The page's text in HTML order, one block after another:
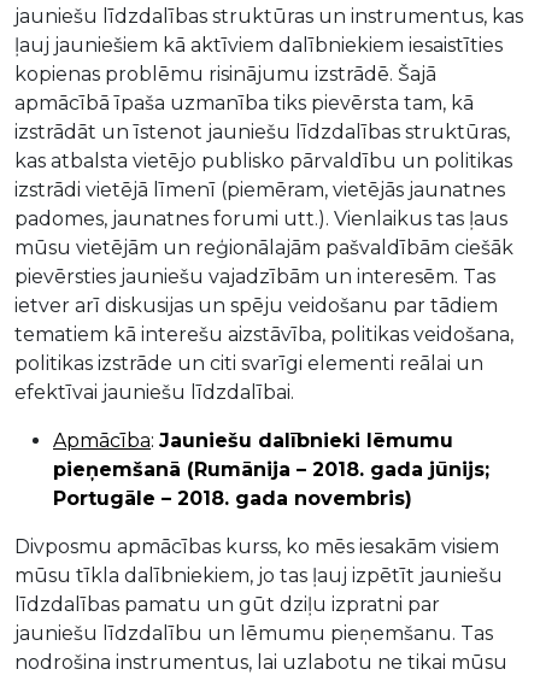
jauniešu līdzdalības struktūras un instrumentus, kas
ļauj jauniešiem kā aktīviem dalībniekiem iesaistīties
kopienas problēmu risinājumu izstrādē. Šajā
apmācībā īpaša uzmanība tiks pievērsta tam, kā
izstrādāt un īstenot jauniešu līdzdalības struktūras,
kas atbalsta vietējo publisko pārvaldību un politikas
izstrādi vietējā līmenī (piemēram, vietējās jaunatnes
padomes, jaunatnes forumi utt.). Vienlaikus tas ļaus
mūsu vietējām un reģionālajām pašvaldībām ciešāk
pievērsties jauniešu vajadzībām un interesēm. Tas
ietver arī diskusijas un spēju veidošanu par tādiem
tematiem kā interešu aizstāvība, politikas veidošana,
politikas izstrāde un citi svarīgi elementi reālai un
efektīvai jauniešu līdzdalībai.
Apmācība: Jauniešu dalībnieki lēmumu
pieņemšanā (Rumānija – 2018. gada jūnijs;
Portugāle – 2018. gada novembris)
Divposmu apmācības kurss, ko mēs iesakām visiem
mūsu tīkla dalībniekiem, jo tas ļauj izpētīt jauniešu
līdzdalības pamatu un gūt dziļu izpratni par
jauniešu līdzdalību un lēmumu pieņemšanu. Tas
nodrošina instrumentus, lai uzlabotu ne tikai mūsu